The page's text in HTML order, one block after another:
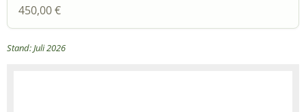
450,00 €
Stand: Juli 2026